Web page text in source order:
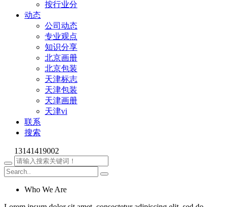
按行业分
动态
公司动态
专业观点
知识分享
北京画册
北京包装
天津标志
天津包装
天津画册
天津vi
联系
搜索
13141419002
Who We Are